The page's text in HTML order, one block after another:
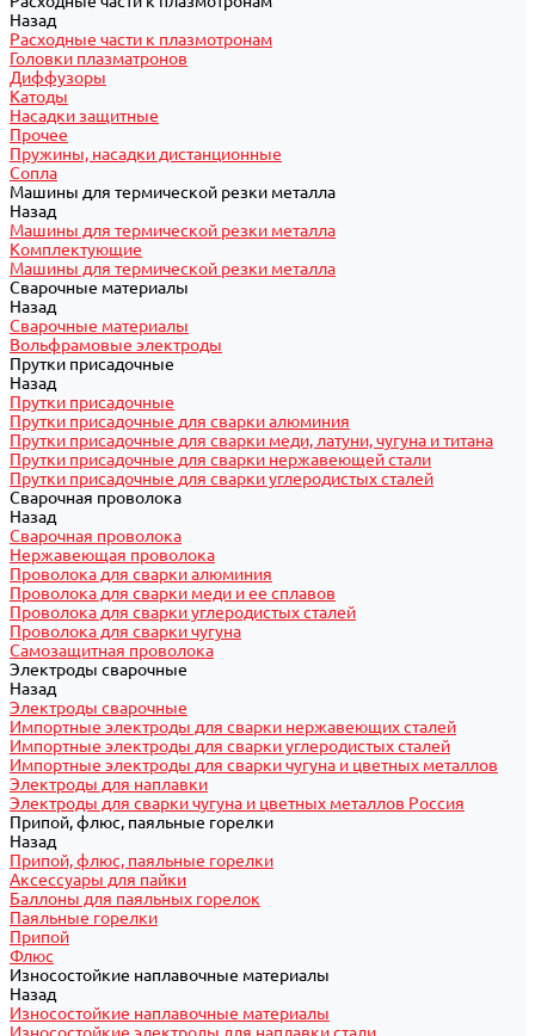
Назад
Расходные части к плазмотронам
Головки плазматронов
Диффузоры
Катоды
Насадки защитные
Прочее
Пружины, насадки дистанционные
Сопла
Машины для термической резки металла
Назад
Машины для термической резки металла
Комплектующие
Машины для термической резки металла
Сварочные материалы
Назад
Сварочные материалы
Вольфрамовые электроды
Прутки присадочные
Назад
Прутки присадочные
Прутки присадочные для сварки алюминия
Прутки присадочные для сварки меди, латуни, чугуна и титана
Прутки присадочные для сварки нержавеющей стали
Прутки присадочные для сварки углеродистых сталей
Сварочная проволока
Назад
Сварочная проволока
Нержавеющая проволока
Проволока для сварки алюминия
Проволока для сварки меди и ее сплавов
Проволока для сварки углеродистых сталей
Проволока для сварки чугуна
Самозащитная проволока
Электроды сварочные
Назад
Электроды сварочные
Импортные электроды для сварки нержавеющих сталей
Импортные электроды для сварки углеродистых сталей
Импортные электроды для сварки чугуна и цветных металлов
Электроды для наплавки
Электроды для сварки чугуна и цветных металлов Россия
Припой, флюс, паяльные горелки
Назад
Припой, флюс, паяльные горелки
Аксессуары для пайки
Баллоны для паяльных горелок
Паяльные горелки
Припой
Флюс
Износостойкие наплавочные материалы
Назад
Износостойкие наплавочные материалы